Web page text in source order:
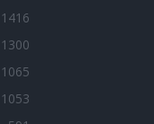
1416
1300
1065
1053